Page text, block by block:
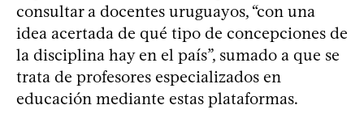
consultar a docentes uruguayos, “con una
idea acertada de qué tipo de concepciones de
la disciplina hay en el país”, sumado a que se
trata de profesores especializados en
educación mediante estas plataformas.